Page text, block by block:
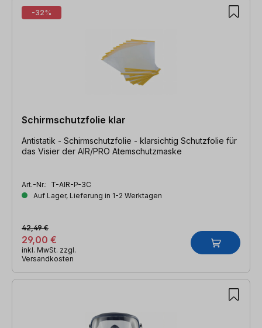
-32%
Schirmschutzfolie klar
Antistatik - Schirmschutzfolie - klarsichtig Schutzfolie für
das Visier der AIR/PRO Atemschutzmaske
Art.-Nr.: T-AIR-P-3C
Auf Lager, Lieferung in 1-2 Werktagen
29,00 €
42,49 €
inkl. MwSt. zzgl.
Versandkosten